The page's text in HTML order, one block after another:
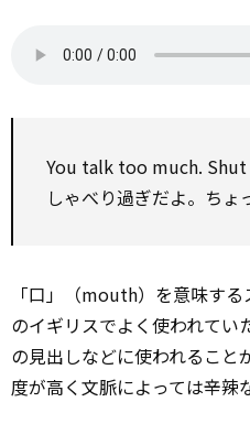
You talk too much.
しゃべり過ぎだよ。ちょ
「口」（mouth）を意味する
のイギリスでよく使われてい
の見出しなどに使われること
度が高く文脈によっては辛辣